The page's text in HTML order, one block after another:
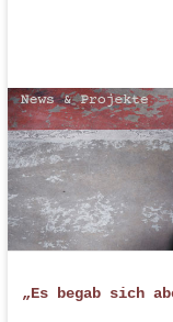
„Es begab sich